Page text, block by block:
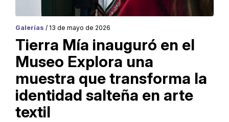
Galerías / 13 de mayo de 2026
Tierra Mía inauguró en el
Museo Explora una
muestra que transforma la
identidad salteña en arte
textil